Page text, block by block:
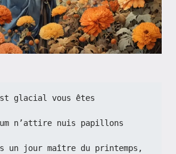
glacial vous êtes
un jour maître du printemps,